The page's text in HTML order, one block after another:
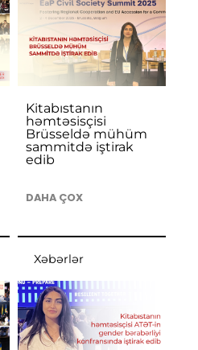
Kitabıstanın
həmtəsisçisi
Brüsseldə mühüm
sammitdə iştirak
edib
DAHA ÇOX
Xəbərlər